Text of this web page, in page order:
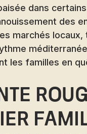
dans
des
marchés locaux,
les familles en